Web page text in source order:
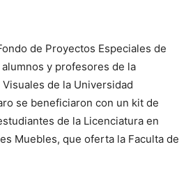
de Proyectos Especiales de
alumnos y profesores de la
de la Universidad
se beneficiaron con un kit de
de la Licenciatura en
Muebles, que oferta la Faculta de